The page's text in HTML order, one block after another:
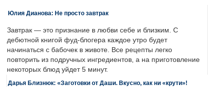
Юлия Дианова: Не просто завтрак
Завтрак — это признание в любви себе и близким. С
дебютной книгой фуд-блогера каждое утро будет
начинаться с бабочек в животе. Все рецепты легко
повторить из подручных ингредиентов, а на приготовление
некоторых блюд уйдет 5 минут.
Дарья Близнюк: «Заготовки от Даши. Вкусно, как ни «крути»!